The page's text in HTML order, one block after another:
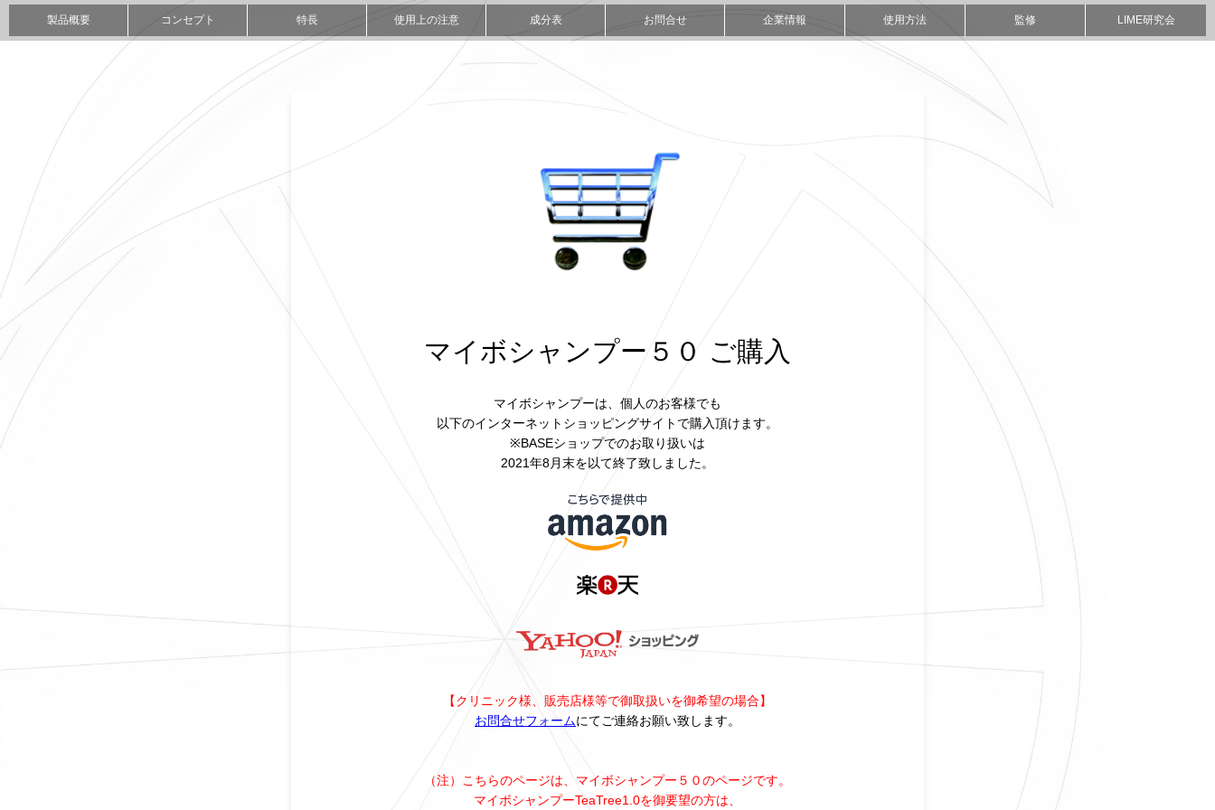
製品概要 コンセプト 特長 使用上の注意 成分表 お問合せ 企業情報 使用方法 監修 LIME研究会
マイボシャンプー５０ ご購入
マイボシャンプーは、個人のお客様でも
以下のインターネットショッピングサイトで購入頂けます。
※BASEショップでのお取り扱いは
2021年8月末を以て終了致しました。
【クリニック様、販売店様等で御取扱いを御希望の場合】
お問合せフォームにてご連絡お願い致します。
（注）こちらのページは、マイボシャンプー５０のページです。
マイボシャンプーTeaTree1.0を御要望の方は、